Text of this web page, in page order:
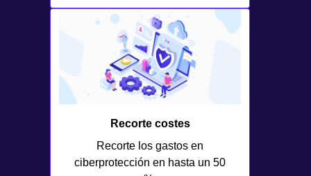
Recorte costes
Recorte los gastos en
ciberprotección en hasta un 50